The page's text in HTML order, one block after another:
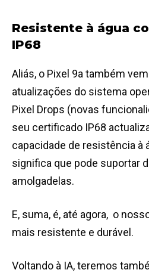
Resistente à água
IP68
Aliás, o Pixel 9a também
atualizações do sistema
Pixel Drops (novas
seu certificado IP68
capacidade de resistência à
significa que pode suportar
amolgadelas.
E, suma, é, até agora, o
mais resistente e durável.
Voltando à IA, teremos